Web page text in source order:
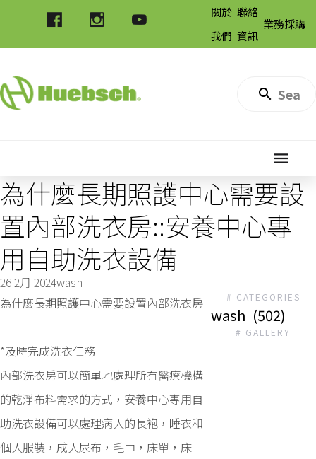
關於
我們
聯絡
資訊
業務採購
為什麼長期照護中心需要設
置內部洗衣房::安養中心專
用自助洗衣設備
26 2月 2024wash
為什麼長期照護中心需要設置內部洗衣房
*及時完成洗衣任務
內部洗衣房可以簡單地處理所有醫療機構
的乾淨布料需求的方式，安養中心專用自
助洗衣設備可以處理病人的長袍，睡衣和
個人服裝，成人尿布，毛巾，床單，床
# CATEGORIES
wash (502)
# GALLERY